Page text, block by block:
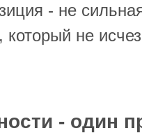
- не
который не
- один